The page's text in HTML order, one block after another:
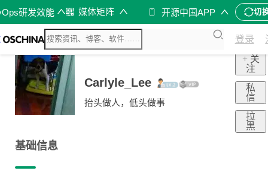
研发效能 媒体矩阵 开源中国APP 切
登录
Carlyle_Lee
抬头做人，低头做事
+ 关
注
私
信
拉
黑
基础信息